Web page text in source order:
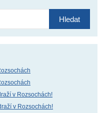
v Rozsochách!
v Rozsochách!